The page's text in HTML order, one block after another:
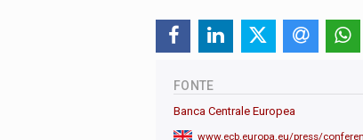
FONTE
Banca Centrale Europea